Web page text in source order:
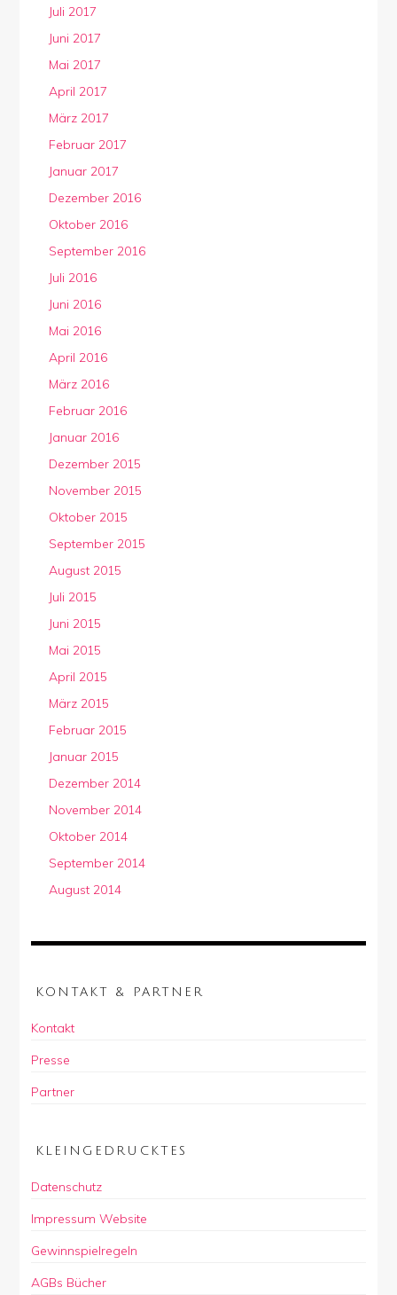
Juli 2017
Juni 2017
Mai 2017
April 2017
März 2017
Februar 2017
Januar 2017
Dezember 2016
Oktober 2016
September 2016
Juli 2016
Juni 2016
Mai 2016
April 2016
März 2016
Februar 2016
Januar 2016
Dezember 2015
November 2015
Oktober 2015
September 2015
August 2015
Juli 2015
Juni 2015
Mai 2015
April 2015
März 2015
Februar 2015
Januar 2015
Dezember 2014
November 2014
Oktober 2014
September 2014
August 2014
KONTAKT & PARTNER
Kontakt
Presse
Partner
KLEINGEDRUCKTES
Datenschutz
Impressum Website
Gewinnspielregeln
AGBs Bücher